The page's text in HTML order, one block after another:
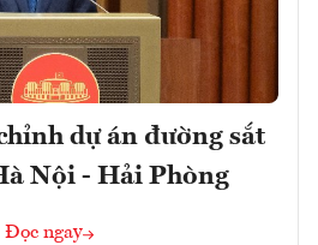
dự án đường sắt
Nội - Hải Phòng
Đọc ngay